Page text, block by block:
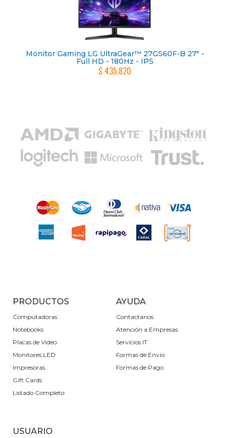
Monitor Gaming LG UltraGear™ 27GS60F-B 27" -
Full HD - 180Hz - IPS
$ 435.820
PRODUCTOS
Computadoras
Notebooks
Placas de Video
Monitores LED
Impresoras
Gift Cards
Listado Completo
AYUDA
Contactanos
Atención a Empresas
Servicios IT
Formas de Envío
Formas de Pago
USUARIO